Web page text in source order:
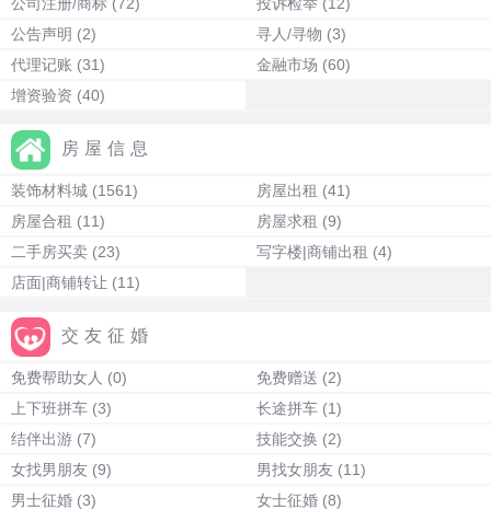
公告声明 (2) 寻人/寻物 (3)
代理记账 (31) 金融市场 (60)
增资验资 (40)
房屋信息
装饰材料城 (1561) 房屋出租 (41)
房屋合租 (11) 房屋求租 (9)
二手房买卖 (23) 写字楼|商铺出租 (4)
店面|商铺转让 (11)
交友征婚
免费帮助女人 (0) 免费赠送 (2)
上下班拼车 (3) 长途拼车 (1)
结伴出游 (7) 技能交换 (2)
女找男朋友 (9) 男找女朋友 (11)
男士征婚 (3) 女士征婚 (8)